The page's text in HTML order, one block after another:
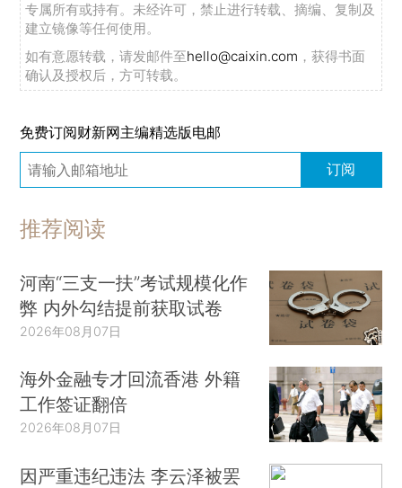
专属所有或持有。未经许可，禁止进行转载、摘编、复制及
建立镜像等任何使用。
如有意愿转载，请发邮件至hello@caixin.com ，获得书面
确认及授权后，方可转载。
免费订阅财新网主编精选版电邮
订阅
推荐阅读
河南“三支一扶”考试规模化作
弊 内外勾结提前获取试卷
2026年08月07日
海外金融专才回流香港 外籍
工作签证翻倍
2026年08月07日
因严重违纪违法 李云泽被罢